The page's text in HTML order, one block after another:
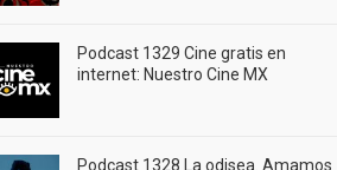
Podcast 1329 Cine gratis en
internet: Nuestro Cine MX
Podcast 1328 La odisea. Amamos